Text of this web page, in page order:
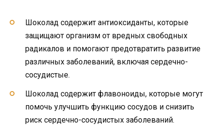
Шоколад содержит антиоксиданты, которые
защищают организм от вредных свободных
радикалов и помогают предотвратить развитие
различных заболеваний, включая сердечно-
сосудистые.
Шоколад содержит флавоноиды, которые могут
помочь улучшить функцию сосудов и снизить
риск сердечно-сосудистых заболеваний.